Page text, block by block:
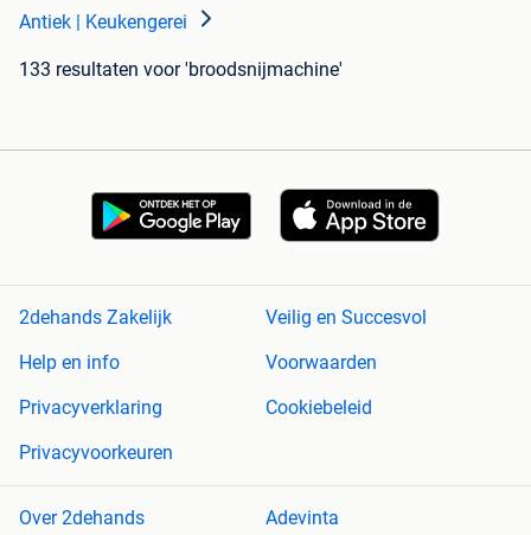
Antiek | Keukengerei
133 resultaten voor 'broodsnijmachine'
2dehands Zakelijk
Veilig en Succesvol
Help en info
Voorwaarden
Privacyverklaring
Cookiebeleid
Privacyvoorkeuren
Over 2dehands Adevinta